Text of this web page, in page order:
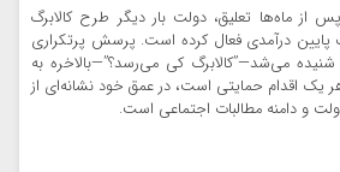
ماه‌ها تعلیق، دولت بار دیگر طرح کالابرگ
پایین درآمدی فعال کرده است. پرسش پرتکراری
می‌شد—”کالابرگ کی می‌رسد؟”—بالاخره به
یک اقدام حمایتی است، در عمق خود نشانه‌ای از
و دامنه مطالبات اجتماعی است.